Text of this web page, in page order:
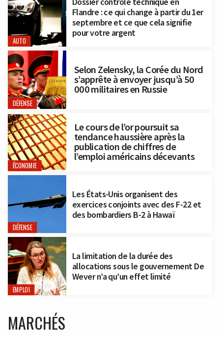
AUTO
Flandre : ce qui change à partir du 1er
septembre et ce que cela signifie
pour votre argent
DÉFENSE
Selon Zelensky, la Corée du Nord
s’apprête à envoyer jusqu’à 50
000 militaires en Russie
ÉCONOMIE
Le cours de l’or poursuit sa
tendance haussière après la
publication de chiffres de
l’emploi américains décevants
DÉFENSE
Les États-Unis organisent des
exercices conjoints avec des F-22 et
des bombardiers B-2 à Hawaï
EMPLOI
La limitation de la durée des
allocations sous le gouvernement De
Wever n’a qu’un effet limité
MARCHÉS